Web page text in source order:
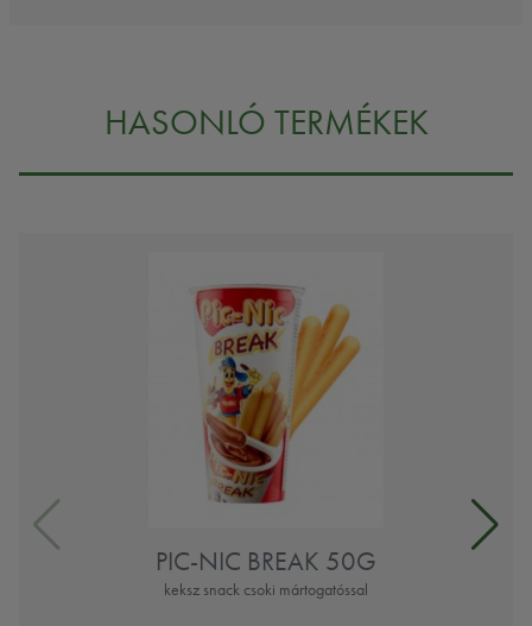
HASONLÓ TERMÉKEK
PIC-NIC BREAK 50G
keksz snack csoki mártogatóssal